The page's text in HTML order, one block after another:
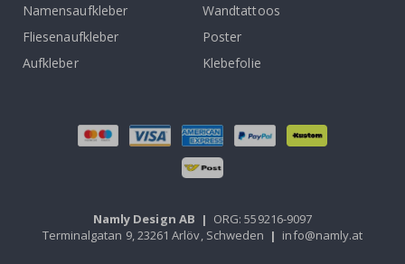
Namensaufkleber
Wandtattoos
Fliesenaufkleber
Poster
Aufkleber
Klebefolie
Namly Design AB | ORG: 559216-9097
Terminalgatan 9, 23261 Arlöv, Schweden | info@namly.at